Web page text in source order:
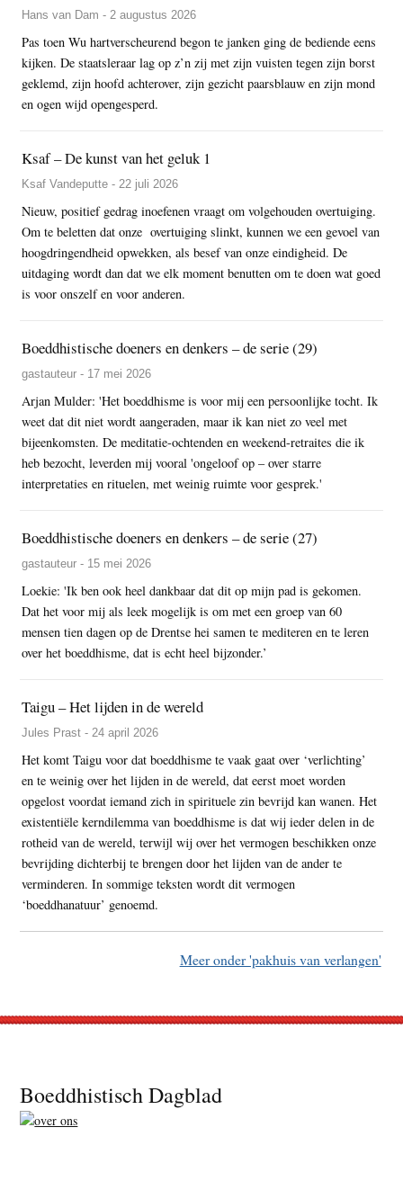
Hans van Dam - 2 augustus 2026
Pas toen Wu hartverscheurend begon te janken ging de bediende eens
kijken. De staatsleraar lag op z’n zij met zijn vuisten tegen zijn borst
geklemd, zijn hoofd achterover, zijn gezicht paarsblauw en zijn mond
en ogen wijd opengesperd.
Ksaf – De kunst van het geluk 1
Ksaf Vandeputte - 22 juli 2026
Nieuw, positief gedrag inoefenen vraagt om volgehouden overtuiging.
Om te beletten dat onze overtuiging slinkt, kunnen we een gevoel van
hoogdringendheid opwekken, als besef van onze eindigheid. De
uitdaging wordt dan dat we elk moment benutten om te doen wat goed
is voor onszelf en voor anderen.
Boeddhistische doeners en denkers – de serie (29)
gastauteur - 17 mei 2026
Arjan Mulder: 'Het boeddhisme is voor mij een persoonlijke tocht. Ik
weet dat dit niet wordt aangeraden, maar ik kan niet zo veel met
bijeenkomsten. De meditatie-ochtenden en weekend-retraites die ik
heb bezocht, leverden mij vooral 'ongeloof op – over starre
interpretaties en rituelen, met weinig ruimte voor gesprek.'
Boeddhistische doeners en denkers – de serie (27)
gastauteur - 15 mei 2026
Loekie: 'Ik ben ook heel dankbaar dat dit op mijn pad is gekomen.
Dat het voor mij als leek mogelijk is om met een groep van 60
mensen tien dagen op de Drentse hei samen te mediteren en te leren
over het boeddhisme, dat is echt heel bijzonder.’
Taigu – Het lijden in de wereld
Jules Prast - 24 april 2026
Het komt Taigu voor dat boeddhisme te vaak gaat over ‘verlichting’
en te weinig over het lijden in de wereld, dat eerst moet worden
opgelost voordat iemand zich in spirituele zin bevrijd kan wanen. Het
existentiële kerndilemma van boeddhisme is dat wij ieder delen in de
rotheid van de wereld, terwijl wij over het vermogen beschikken onze
bevrijding dichterbij te brengen door het lijden van de ander te
verminderen. In sommige teksten wordt dit vermogen
‘boeddhanatuur’ genoemd.
Meer onder 'pakhuis van verlangen'
Footer
Boeddhistisch Dagblad